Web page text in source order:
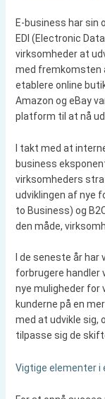
E-business har sin
EDI (Electronic
virksomheder at
med fremkomsten
etablere online
Amazon og eBay
platform til at nå ud
I takt med at
business
virksomheders
udviklingen af nye
to Business) og
den måde,
I de seneste år
forbrugere handler
nye muligheder for
kunderne på en
med at udvikle sig,
tilpasse sig de
Vigtige elementer